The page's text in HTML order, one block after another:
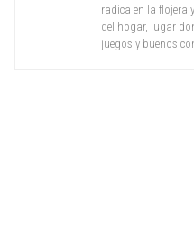
radica en la flojera
del hogar, lugar
juegos y buenos